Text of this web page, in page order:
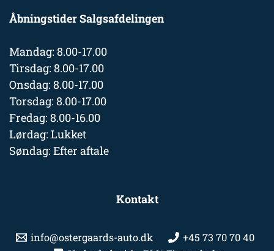
Åbningstider Salgsafdelingen
Mandag: 8.00-17.00
Tirsdag: 8.00-17.00
Onsdag: 8.00-17.00
Torsdag: 8.00-17.00
Fredag: 8.00-16.00
Lørdag: Lukket
Søndag: Efter aftale
Kontakt
info@ostergaards-auto.dk
+45 73 70 70 40